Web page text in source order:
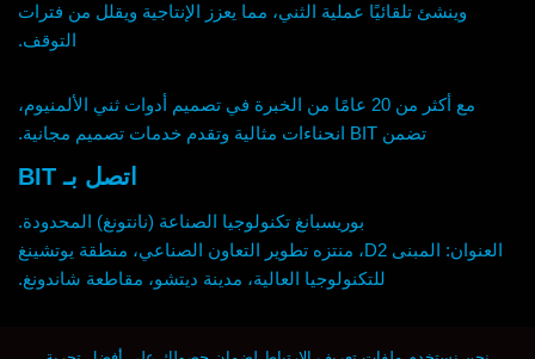
وينشئ تلقائيًا عملية الثني، مما يعزز الإنتاجية ويقلل من فترات
التوقف.
مع أكثر من 20 عامًا من الخبرة في تصميم أدوات ثني الألمنيوم،
تضمن BIT انحناءات مثالية وتقدم خدمات تصميم مجانية.
اتصل بـ BIT
بوريسبانغ تكنولوجيا الصناعة (نانتونغ) المحدودة.
العنوان: المبنى D2، منتزه تطوير التعاون الصناعي، منطقة يوتشينغ
للتكنولوجيا العالية، مدينة ديتشو، مقاطعة شاندونغ.